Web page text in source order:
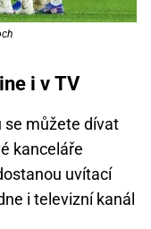
i v TV
se můžete dívat
kanceláře
uvítací
i televizní kanál